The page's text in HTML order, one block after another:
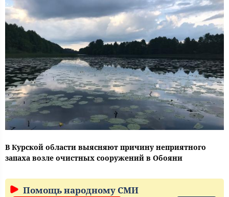
В Курской области выясняют причину неприятного
запаха возле очистных сооружений в Обояни
Помощь народному СМИ